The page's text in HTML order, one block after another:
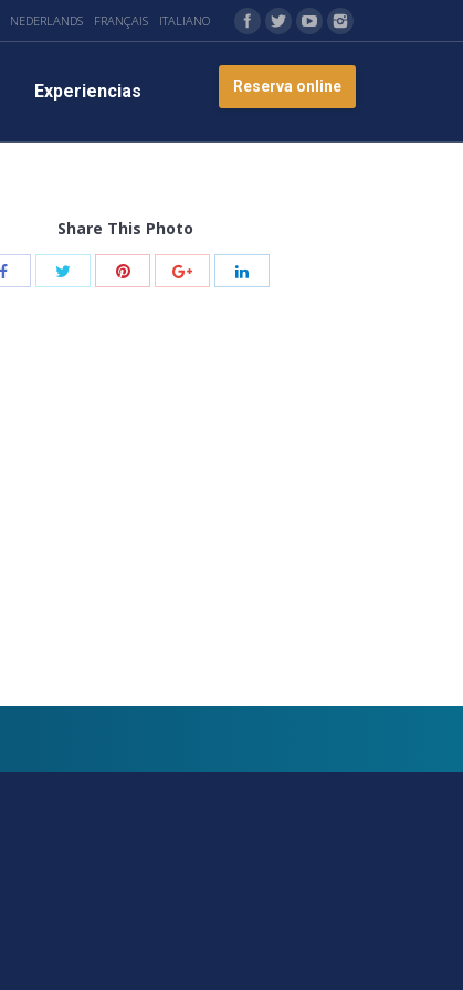
NEDERLANDS FRANÇAIS ITALIANO
Experiencias Reserva online
Share This Photo